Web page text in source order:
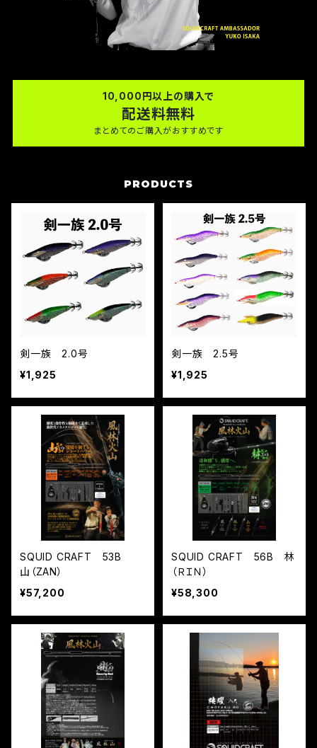
10,000円以上の購入で
配送料無料
まとめてのご購入がおすすめです
PRODUCTS
剣一族 2.0号
¥1,925
剣一族 2.5号
¥1,925
SQUID CRAFT 53B
山（ZAN）
¥57,200
SQUID CRAFT 56B 林
（ＲＩＮ）
¥58,300